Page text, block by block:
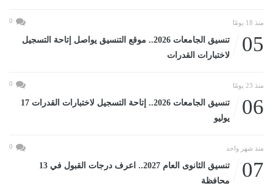
منذ 18 يومًا 0
05
تنسيق الجامعات 2026.. موقع التنسيق يواصل إتاحة التسجيل
لاختبارات القدرات
منذ 23 يومًا 0
06
تنسيق الجامعات 2026.. إتاحة التسجيل لاختبارات القدرات 17
يوليو
منذ شهر واحد 0
07
تنسيق الثانوى العام 2027.. اعرف درجات القبول في 13
محافظة